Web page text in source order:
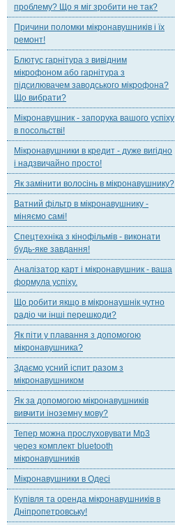
проблему? Що я міг зробити не так?
Причини поломки мікронавушників і їх
ремонт!
Блютус гарнітура з вивідним
мікрофоном або гарнітура з
підсилювачем заводського мікрофона?
Що вибрати?
Мікронавушник - запорука вашого успіху
в посольстві!
Мікронавушники в кредит - дуже вигідно
і надзвичайно просто!
Як замінити волосінь в мікронавушнику?
Ватний фільтр в мікронавушнику -
міняємо самі!
Спецтехніка з кінофільмів - виконати
будь-яке завдання!
Аналізатор карт і мікронавушник - ваша
формула успіху.
Що робити якщо в мікронаушнік чутно
радіо чи інші перешкоди?
Як піти у плавання з допомогою
мікронавушника?
Здаємо усний іспит разом з
мікронавушником
Як за допомогою мікронавушників
вивчити іноземну мову?
Тепер можна прослуховувати Mp3
через комплект bluetooth
мікронавушників
Мікронавушники в Одесі
Купівля та оренда мікронавушників в
Дніпропетровську!